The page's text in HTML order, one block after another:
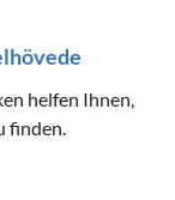
helfen Ihnen,
finden.